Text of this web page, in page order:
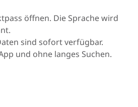
öffnen. Die Sprache wird
sind sofort verfügbar.
und ohne langes Suchen.